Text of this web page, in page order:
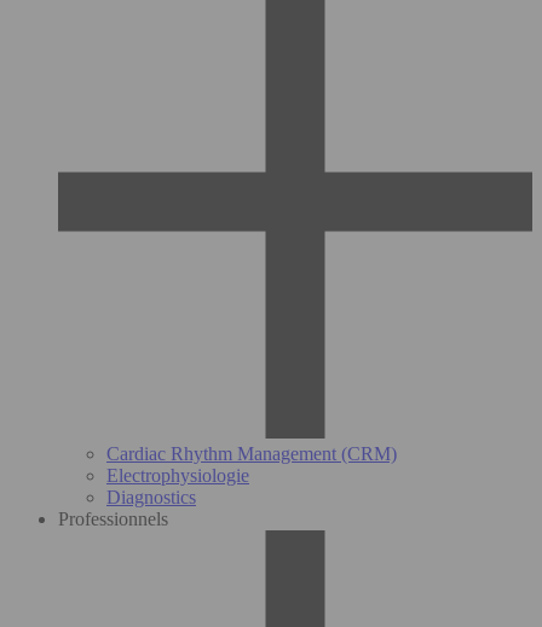
Cardiac Rhythm Management (CRM)
Electrophysiologie
Diagnostics
Professionnels